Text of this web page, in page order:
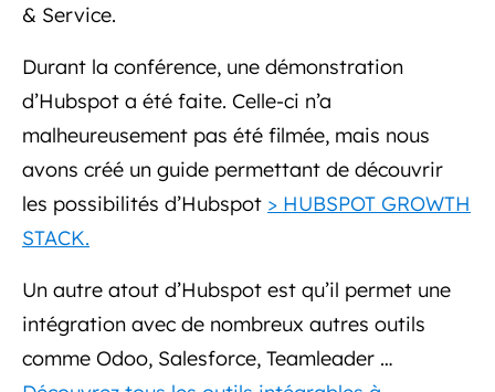
& Service.
Durant la conférence, une démonstration
d’Hubspot a été faite. Celle-ci n’a
malheureusement pas été filmée, mais nous
avons créé un guide permettant de découvrir
les possibilités d’Hubspot > HUBSPOT GROWTH
STACK.
Un autre atout d’Hubspot est qu’il permet une
intégration avec de nombreux autres outils
comme Odoo, Salesforce, Teamleader …